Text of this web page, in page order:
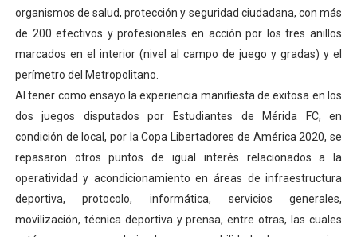
organismos de salud, protección y seguridad ciudadana, con más
de 200 efectivos y profesionales en acción por los tres anillos
marcados en el interior (nivel al campo de juego y gradas) y el
perímetro del Metropolitano.
Al tener como ensayo la experiencia manifiesta de exitosa en los
dos juegos disputados por Estudiantes de Mérida FC, en
condición de local, por la Copa Libertadores de América 2020, se
repasaron otros puntos de igual interés relacionados a la
operatividad y acondicionamiento en áreas de infraestructura
deportiva, protocolo, informática, servicios generales,
movilización, técnica deportiva y prensa, entre otras, las cuales